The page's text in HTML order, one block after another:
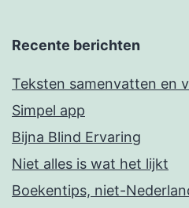
Recente berichten
Teksten samenvatten en
Simpel app
Bijna Blind Ervaring
Niet alles is wat het lijkt
Boekentips, niet-